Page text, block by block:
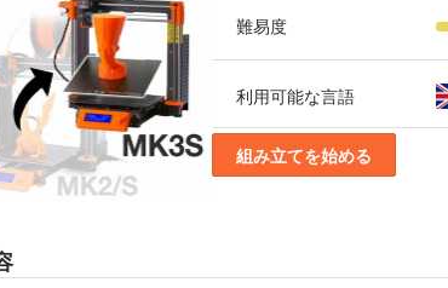
難易度
利用可能な言語
組み立てを始める